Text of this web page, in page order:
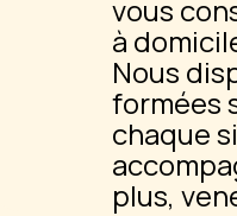
vous
à
Nous
formées
chaque
plus,